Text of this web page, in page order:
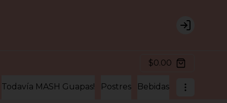
Login
$0.00
Todavía MASH Guapas! Postres Bebidas Extras para